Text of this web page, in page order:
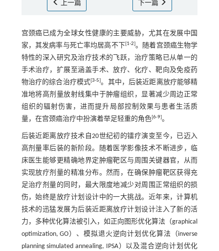
上一篇 下一篇
宫颈癌已成为全球女性健康的主要威胁，尤其在发展中国
家，其发病率与死亡率均居高不下[1-2]。随着宫颈癌生物学
特性的深入研究及治疗技术的飞跃，治疗策略已从单一的
手术治疗，扩展至涵盖手术、放疗、化疗、靶向及免疫药
物治疗的综合治疗模式[3-5]。其中，后装近距离放疗能够精
准地将高剂量放射线集中于肿瘤组织，显著减少周边正常
组织的辐射伤害，进而提升局部控制效果与患者生活质
量，在宫颈癌治疗中扮演着举足轻重的角色[6-9]。
后装近距离放疗技术自20世纪初的镭疗演变至今，已迈入
高剂量率后装的新阶段。随着医学影像技术不断进步，临
床医生能够更精确地界定肿瘤靶区与周围关键器官，从而
实现放疗剂量的精准分布。然而，在确保肿瘤靶区获得充
足治疗剂量的同时，最大限度地减少对周围正常组织的损
伤，始终是放疗计划设计中的一大挑战。近年来，计算机
技术的迅猛发展为后装近距离放疗计划设计注入了新的活
力，多种优化算法被引入，如正向图形优化算法（graphical
optimization, GO）、模拟退火逆向计划优化算法（inverse
planning simulated annealing, IPSA）以及混合逆向计划优化